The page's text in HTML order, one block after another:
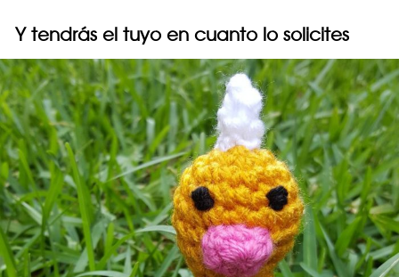
Y tendrás el tuyo en cuanto lo solicites